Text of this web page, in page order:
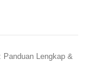
Panduan Lengkap &